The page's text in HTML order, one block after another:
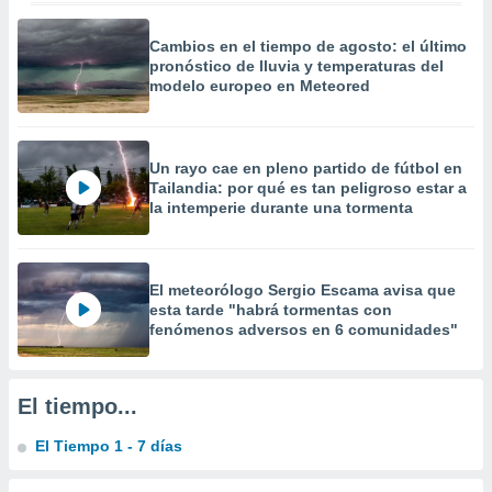
crear un
uso de
la
contenido
medir el
de la
el
de
o a través
de
de
con el
Cambios en el tiempo de agosto: el último
pronóstico de lluvia y temperaturas del
modelo europeo en Meteored
Un rayo cae en pleno partido de fútbol en
Tailandia: por qué es tan peligroso estar a
la intemperie durante una tormenta
El meteorólogo Sergio Escama avisa que
esta tarde "habrá tormentas con
fenómenos adversos en 6 comunidades"
El tiempo...
El Tiempo 1 - 7 días